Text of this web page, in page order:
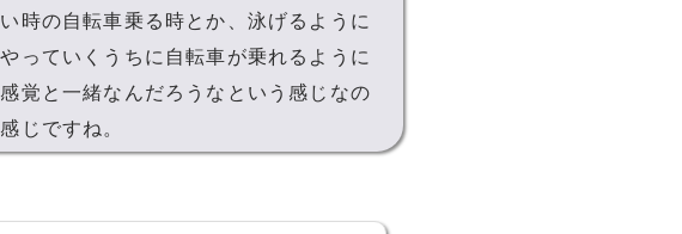
時の自転車乗る時とか、泳げるように
っていくうちに自転車が乗れるように
覚と一緒なんだろうなという感じなの
じですね。